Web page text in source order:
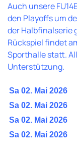
Auch unsere
den Playoffs um
der Halbfinalserie
Rückspiel findet
Sporthalle statt.
Unterstützung.
Sa 02. Mai 2026
Sa 02. Mai 2026
Sa 02. Mai 2026
Sa 02. Mai 2026